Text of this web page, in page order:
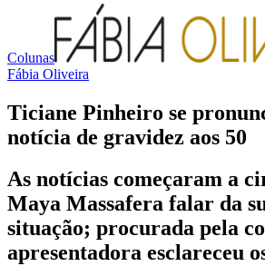
Colunas
Fábia Oliveira
Ticiane Pinheiro se
notícia de gravidez aos 50
As notícias começaram a
Maya Massafera falar da
situação; procurada pela
apresentadora esclareceu